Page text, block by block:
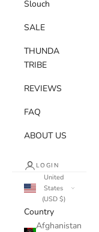
Slouch
SALE
THUNDA
TRIBE
REVIEWS
FAQ
ABOUT US
LOGIN
United
States
(USD $)
Country
Afghanistan